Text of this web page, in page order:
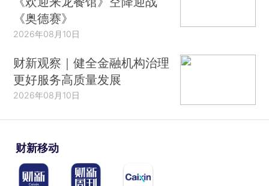
《奥德赛》
2026年08月10日
财新观察｜健全金融机构治理
更好服务高质量发展
2026年08月10日
财新移动